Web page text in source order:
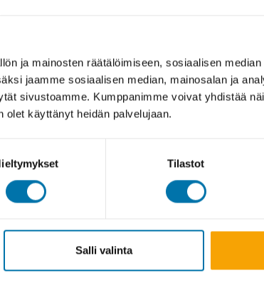
ja mainosten räätälöimiseen, sosiaalisen
jaamme sosiaalisen median, mainosalan ja
sivustoamme. Kumppanimme voivat yhdistää
olet käyttänyt heidän palvelujaan.
Tilastot
Salli valinta
Meistä